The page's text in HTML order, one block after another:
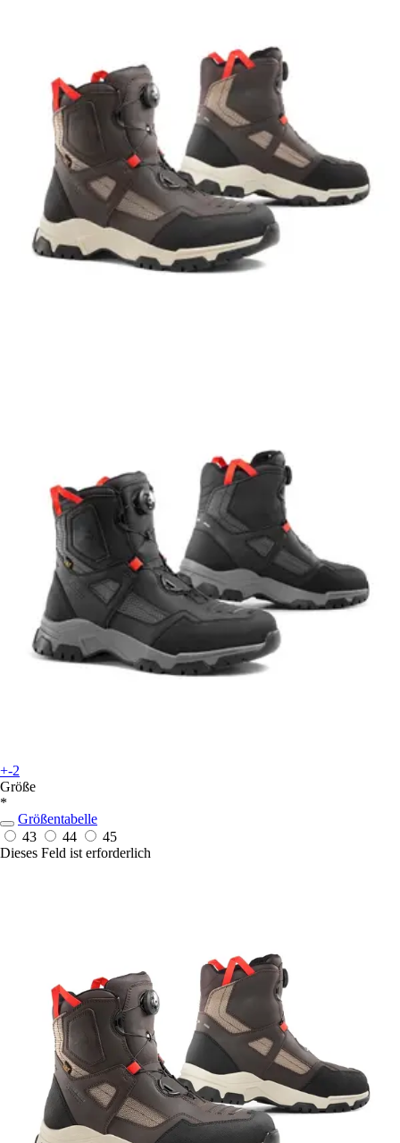
+-2
Größe
*
Größentabelle
43
44
45
Dieses Feld ist erforderlich